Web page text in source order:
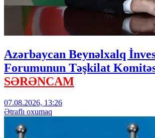
Azərbaycan Beynəlxalq
Forumunun Təşkilat
SƏRƏNCAM
07.08.2026, 13:26
Ətraflı oxumaq